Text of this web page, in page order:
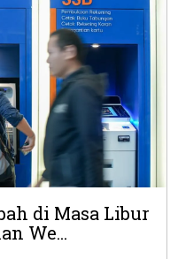
di Masa Libur
We...